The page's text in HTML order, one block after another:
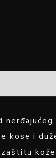
kose i
kože.